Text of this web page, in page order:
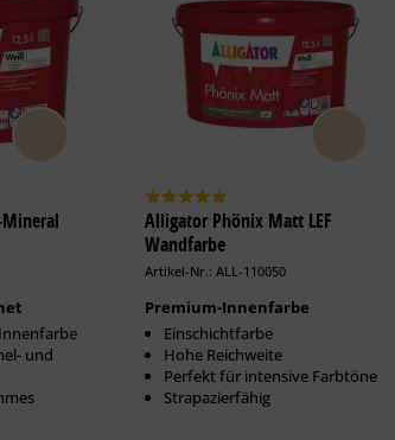
und
Alligator Phönix Matt LEF
Wandfarbe
Artikel-Nr.: ALL-110050
Premium-Innenfarbe
Einschichtfarbe
Hohe Reichweite
Perfekt für intensive Farbtöne
Strapazierfähig